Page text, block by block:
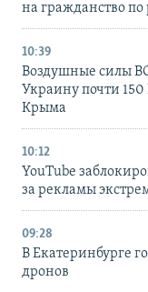
на гражданство
10:39
Воздушные силы
Украину почти 150
Крыма
10:12
YouTube
за рекламы
09:28
В Екатеринбурге
дронов